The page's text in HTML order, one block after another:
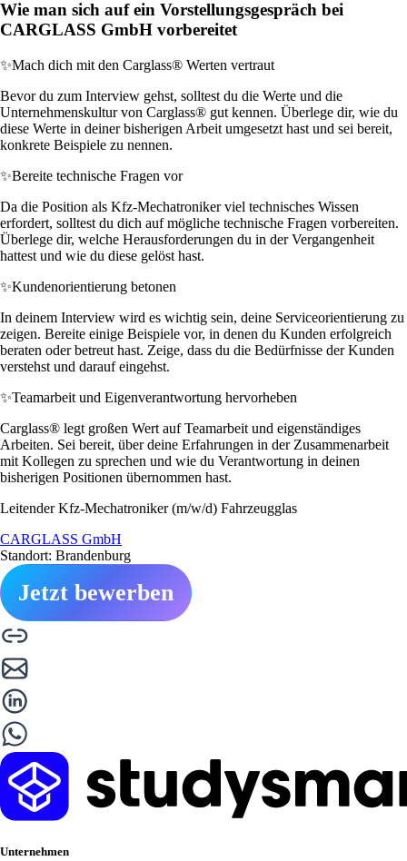
Wie man sich auf ein Vorstellungsgespräch bei
CARGLASS GmbH vorbereitet
✨Mach dich mit den Carglass® Werten vertraut
Bevor du zum Interview gehst, solltest du die Werte und die
Unternehmenskultur von Carglass® gut kennen. Überlege dir, wie du
diese Werte in deiner bisherigen Arbeit umgesetzt hast und sei bereit,
konkrete Beispiele zu nennen.
✨Bereite technische Fragen vor
Da die Position als Kfz-Mechatroniker viel technisches Wissen
erfordert, solltest du dich auf mögliche technische Fragen vorbereiten.
Überlege dir, welche Herausforderungen du in der Vergangenheit
hattest und wie du diese gelöst hast.
✨Kundenorientierung betonen
In deinem Interview wird es wichtig sein, deine Serviceorientierung zu
zeigen. Bereite einige Beispiele vor, in denen du Kunden erfolgreich
beraten oder betreut hast. Zeige, dass du die Bedürfnisse der Kunden
verstehst und darauf eingehst.
✨Teamarbeit und Eigenverantwortung hervorheben
Carglass® legt großen Wert auf Teamarbeit und eigenständiges
Arbeiten. Sei bereit, über deine Erfahrungen in der Zusammenarbeit
mit Kollegen zu sprechen und wie du Verantwortung in deinen
bisherigen Positionen übernommen hast.
Leitender Kfz-Mechatroniker (m/w/d) Fahrzeugglas
CARGLASS GmbH
Standort: Brandenburg
Jetzt bewerben
Unternehmen